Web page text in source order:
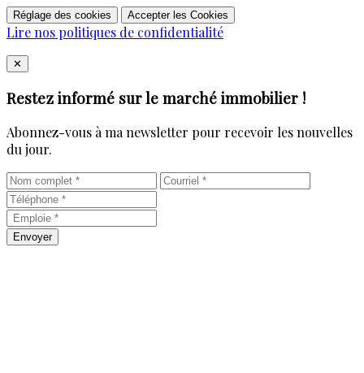
Réglage des cookies Accepter les Cookies
Lire nos politiques de confidentialité
Close
✕
Restez informé sur le marché immobilier !
Abonnez-vous à ma newsletter pour recevoir les nouvelles
du jour.
Envoyer